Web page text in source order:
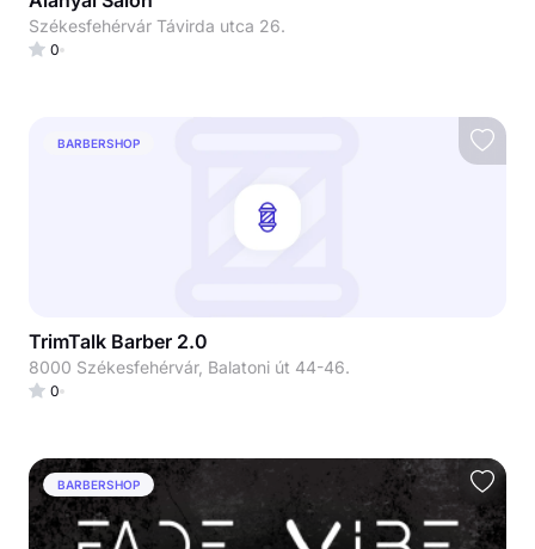
Székesfehérvár Távirda utca 26.
0
BARBERSHOP
TrimTalk Barber 2.0
8000 Székesfehérvár, Balatoni út 44-46.
0
BARBERSHOP